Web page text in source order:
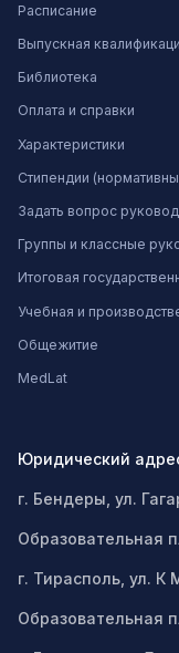
Юридический
г. Бендеры, ул.
Образовательная
г. Тирасполь, ул. К
Образовательная
Расписание
Выпускная
Библиотека
Оплата и справки
Характеристики
Стипендии
Задать вопрос
Группы и классные
Итоговая
Учебная и
Общежитие
MedLat